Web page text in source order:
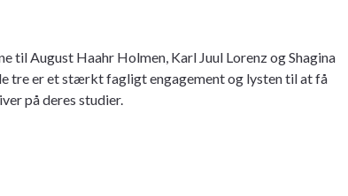
til August Haahr Holmen, Karl Juul Lorenz og Shagina
tre er et stærkt fagligt engagement og lysten til at få
på deres studier.